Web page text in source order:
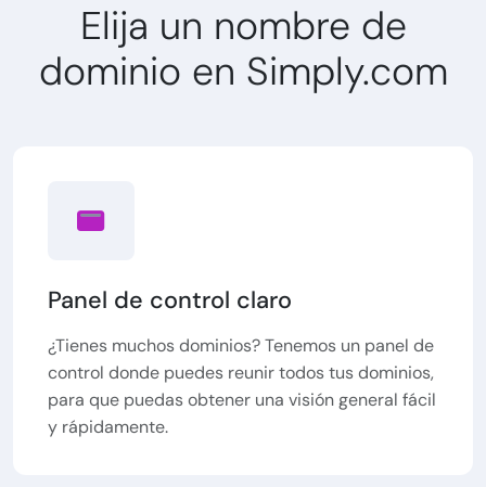
Elija un nombre de
dominio en Simply.com
Panel de control claro
¿Tienes muchos dominios? Tenemos un panel de
control donde puedes reunir todos tus dominios,
para que puedas obtener una visión general fácil
y rápidamente.